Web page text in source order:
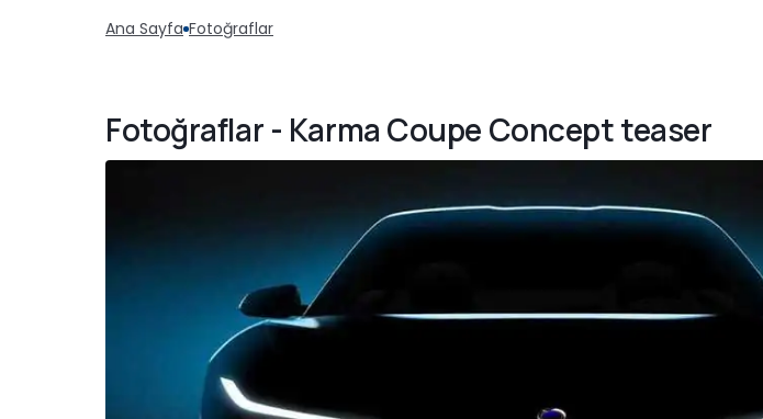
Ana Sayfa Fotoğraflar
Fotoğraflar - Karma Coupe Concept teaser